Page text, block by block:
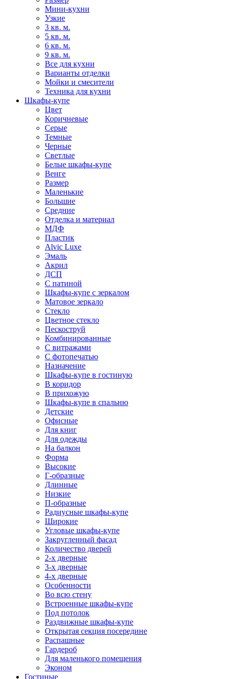
Мини-кухни
Узкие
3 кв. м.
5 кв. м.
6 кв. м.
9 кв. м.
Все для кухни
Варианты отделки
Мойки и смесители
Техника для кухни
Шкафы-купе
Цвет
Коричневые
Серые
Темные
Черные
Светлые
Белые шкафы-купе
Венге
Размер
Маленькие
Большие
Средние
Отделка и материал
МДФ
Пластик
Alvic Luxe
Эмаль
Акрил
ДСП
С патиной
Шкафы-купе с зеркалом
Матовое зеркало
Стекло
Цветное стекло
Пескоструй
Комбинированные
С витражами
С фотопечатью
Назначение
Шкафы-купе в гостиную
В коридор
В прихожую
Шкафы-купе в спальню
Детские
Офисные
Для книг
Для одежды
На балкон
Форма
Высокие
Г-образные
Длинные
Низкие
П-образные
Радиусные шкафы-купе
Широкие
Угловые шкафы-купе
Закругленный фасад
Количество дверей
2-х дверные
3-х дверные
4-х дверные
Особенности
Во всю стену
Встроенные шкафы-купе
Под потолок
Раздвижные шкафы-купе
Открытая секция посередине
Распашные
Гардероб
Для маленького помещения
Эконом
Гостиные